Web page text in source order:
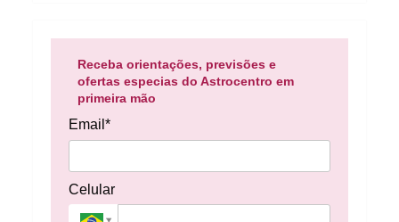
Receba orientações, previsões e
ofertas especias do Astrocentro em
primeira mão
Email*
Celular